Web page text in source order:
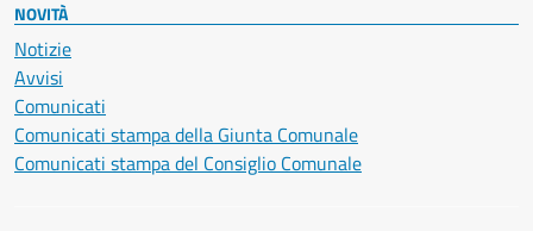
NOVITÀ
Notizie
Avvisi
Comunicati
Comunicati stampa della Giunta Comunale
Comunicati stampa del Consiglio Comunale